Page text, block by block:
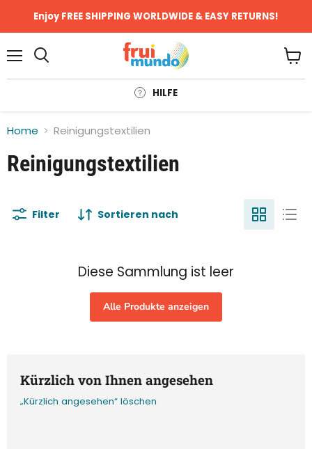
Enjoy FREE SHIPPING WORLDWIDE & EASY RETURNS!
HILFE
Home Reinigungstextilien
Reinigungstextilien
Filter Sortieren nach
Diese Sammlung ist leer
Alle Produkte anzeigen
Kürzlich von Ihnen angesehen
„Kürzlich angesehen“ löschen